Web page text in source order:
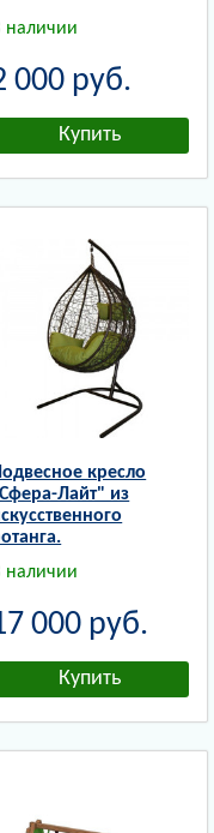
наличии
000 руб.
кресло
Лайт" из
наличии
000 руб.